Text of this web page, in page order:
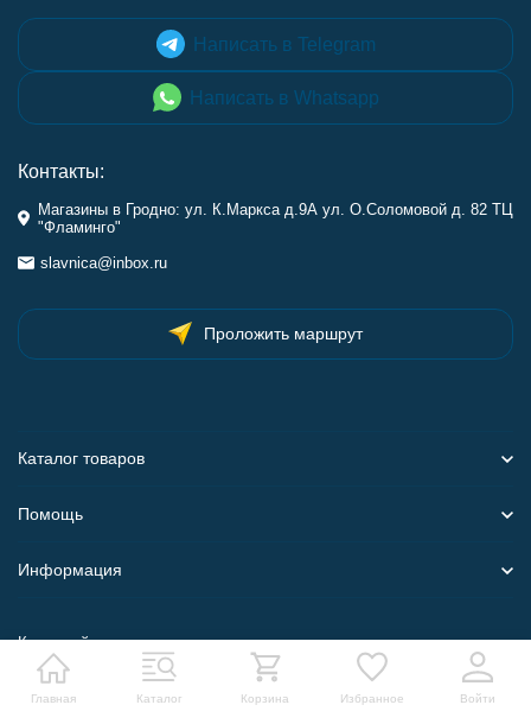
Главная Каталог Корзина Избранное Войти
Написать в Telegram
Написать в Whatsapp
Контакты:
Магазины в Гродно: ул. К.Маркса д.9А ул. О.Соломовой д. 82 ТЦ
"Фламинго"
slavnica@inbox.ru
Проложить маршрут
Каталог товаров
Помощь
Информация
Карта сайта